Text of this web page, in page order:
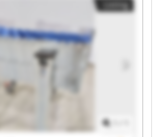
Telkes Gép Kft Telkes Gép Kft
Telkes Gép Kft
Listing